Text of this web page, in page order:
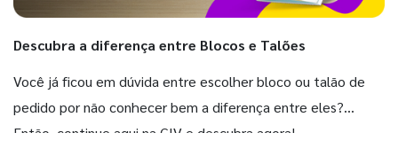
Descubra a diferença entre Blocos e Talões
Você já ficou em dúvida entre escolher bloco ou talão de
pedido por não conhecer bem a diferença entre eles?
Então, continue aqui na GIV e descubra agora!